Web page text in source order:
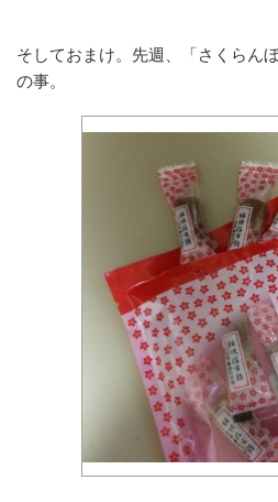
そしておまけ。先週、「さくらん
の事。